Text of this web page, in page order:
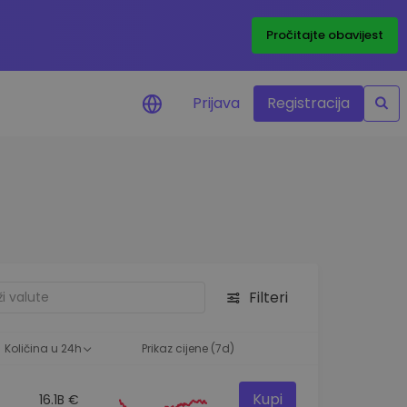
Pročitajte obavijest
Prijava Registracija
Filteri
Količina u 24h Prikaz cijene (7d)
16.1B € Kupi